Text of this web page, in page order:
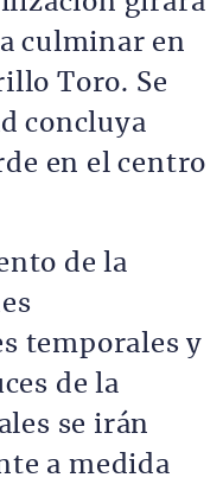
culminar en
Toro. Se
concluya
en el centro
de la
temporales y
de la
se irán
a medida